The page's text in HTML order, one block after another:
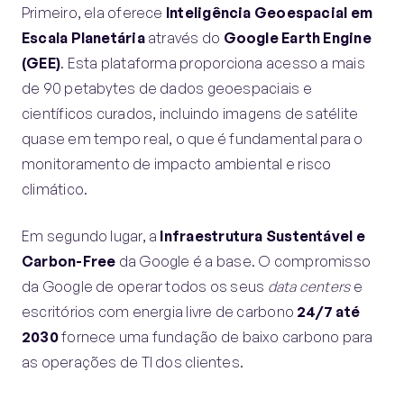
Primeiro, ela oferece Inteligência Geoespacial em
Escala Planetáriaatravés do Google Earth Engine
(GEE). Esta plataforma proporciona acesso a mais
de 90 petabytes de dados geoespaciais e
científicos curados, incluindo imagens de satélite
quase em tempo real, o que é fundamental para o
monitoramento de impacto ambiental e risco
climático.
Em segundo lugar, a Infraestrutura Sustentável e
Carbon-Free da Google é a base. O compromisso
da Google de operar todos os seus data centerse
escritórios com energia livre de carbono 24/7 até
2030fornece uma fundação de baixo carbono para
as operações de TI dos clientes.